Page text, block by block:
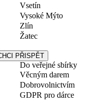
Vsetín
Vysoké Mýto
Zlín
Žatec
PŘISPĚT
Do veřejné sbírky
Věcným darem
Dobrovolnictvím
GDPR pro dárce